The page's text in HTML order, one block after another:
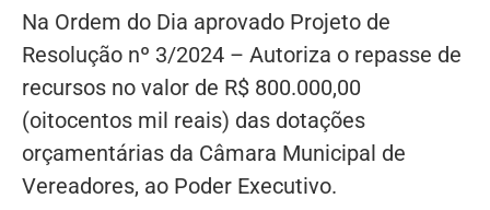
Na Ordem do Dia aprovado Projeto de
Resolução nº 3/2024 – Autoriza o repasse de
recursos no valor de R$ 800.000,00
(oitocentos mil reais) das dotações
orçamentárias da Câmara Municipal de
Vereadores, ao Poder Executivo.